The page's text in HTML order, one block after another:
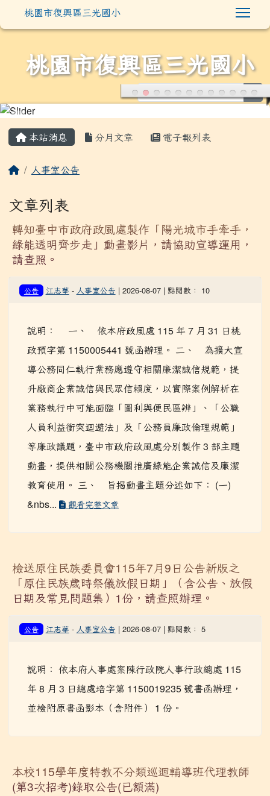
桃園市復興區三光國小
桃園市復興區三光國小
本站消息 分月文章 電子報列表
人事室公告
文章列表
轉知臺中市政府政風處製作「陽光城市手牽手，
綠能透明齊步走」動畫影片，請協助宣導運用，
請查照。
公告 江志華 - 人事室公告 | 2026-08-07 | 點閱數： 10
說明： 一、 依本府政風處 115 年 7 月 31 日桃
政預字第 1150005441 號函辦理。 二、 為擴大宣
導公務同仁執行業務應遵守相關廉潔誠信規範，提
升廠商企業誠信與民眾信賴度，以實際案例解析在
業務執行中可能面臨「圖利與便民區辨」、「公職
人員利益衝突迴避法」及「公務員廉政倫理規範」
等廉政議題，臺中市政府政風處分別製作 3 部主題
動畫，提供相關公務機關推廣綠能企業誠信及廉潔
教育使用。 三、 旨揭動畫主題分述如下： (一)
&nbs...
觀看完整文章
檢送原住民族委員會115年7月9日公告新版之
「原住民族歲時祭儀放假日期」（含公告、放假
日期及常見問題集）1份，請查照辦理。
公告 江志華 - 人事室公告 | 2026-08-07 | 點閱數： 5
說明： 依本府人事處案陳行政院人事行政總處 115
年 8 月 3 日總處培字第 1150019235 號書函辦理，
並檢附原書函影本（含附件） 1 份。
本校115學年度特教不分類巡迴輔導班代理教師
(第3次招考)錄取公告(已額滿)